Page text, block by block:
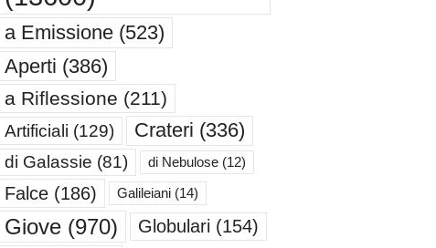
a Emissione(523)
Aperti (386)
a Riflessione (211)
Artificiali (129) Crateri (336)
di Galassie (81) di Nebulose(12)
Falce(186) Galileiani(14)
Giove(970) Globulari (154)